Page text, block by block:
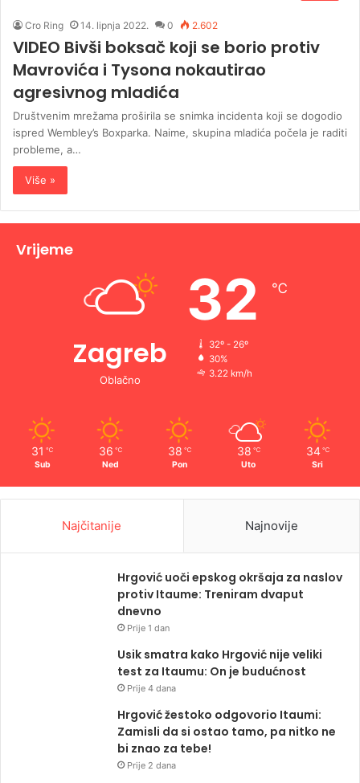
Cro Ring 14. lipnja 2022. 0 2.602
VIDEO Bivši boksač koji se borio protiv
Mavrovića i Tysona nokautirao
agresivnog mladića
Društvenim mrežama proširila se snimka incidenta koji se dogodio
ispred Wembley’s Boxparka. Naime, skupina mladića počela je raditi
probleme, a…
Više »
Vrijeme
Zagreb
Oblačno
32 ℃
32º - 26º
30%
3.22 km/h
31 ℃
Sub
36 ℃
Ned
38 ℃
Pon
38 ℃
Uto
34 ℃
Sri
Najčitanije Najnovije
Hrgović uoči epskog okršaja za naslov
protiv Itaume: Treniram dvaput
dnevno
Prije 1 dan
Usik smatra kako Hrgović nije veliki
test za Itaumu: On je budućnost
Prije 4 dana
Hrgović žestoko odgovorio Itaumi:
Zamisli da si ostao tamo, pa nitko ne
bi znao za tebe!
Prije 2 dana